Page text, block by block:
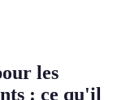
les
: ce qu'il